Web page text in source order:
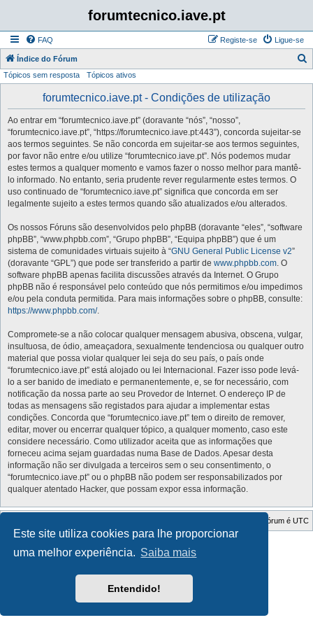
Este site utiliza cookies para lhe proporcionar
uma melhor experiência. Saiba mais
Entendido!
forumtecnico.iave.pt
FAQ Ligue-se
Registe-se
Índice do Fórum
Tópicos sem resposta Tópicos ativos
forumtecnico.iave.pt - Condições de utilização
Ao entrar em “forumtecnico.iave.pt” (doravante “nós”, “nosso”,
“forumtecnico.iave.pt”, “https://forumtecnico.iave.pt:443”), concorda sujeitar-se
aos termos seguintes. Se não concorda em sujeitar-se aos termos seguintes,
por favor não entre e/ou utilize “forumtecnico.iave.pt”. Nós podemos mudar
estes termos a qualquer momento e vamos fazer o nosso melhor para mantê-
lo informado. No entanto, seria prudente rever regularmente estes termos. O
uso continuado de “forumtecnico.iave.pt” significa que concorda em ser
legalmente sujeito a estes termos quando são atualizados e/ou alterados.
Os nossos Fóruns são desenvolvidos pelo phpBB (doravante “eles”, “software
phpBB”, “www.phpbb.com”, “Grupo phpBB”, “Equipa phpBB”) que é um
sistema de comunidades virtuais sujeito à “GNU General Public License v2”
(doravante “GPL”) que pode ser transferido a partir de www.phpbb.com. O
software phpBB apenas facilita discussões através da Internet. O Grupo
phpBB não é responsável pelo conteúdo que nós permitimos e/ou impedimos
e/ou pela conduta permitida. Para mais informações sobre o phpBB, consulte:
https://www.phpbb.com/.
Compromete-se a não colocar qualquer mensagem abusiva, obscena, vulgar,
insultuosa, de ódio, ameaçadora, sexualmente tendenciosa ou qualquer outro
material que possa violar qualquer lei seja do seu país, o país onde
“forumtecnico.iave.pt” está alojado ou lei Internacional. Fazer isso pode levá-
lo a ser banido de imediato e permanentemente, e, se for necessário, com
notificação da nossa parte ao seu Provedor de Internet. O endereço IP de
todas as mensagens são registados para ajudar a implementar estas
condições. Concorda que “forumtecnico.iave.pt” tem o direito de remover,
editar, mover ou encerrar qualquer tópico, a qualquer momento, caso este
considere necessário. Como utilizador aceita que as informações que
forneceu acima sejam guardadas numa Base de Dados. Apesar desta
informação não ser divulgada a terceiros sem o seu consentimento, o
“forumtecnico.iave.pt” ou o phpBB não podem ser responsabilizados por
qualquer atentado Hacker, que possam expor essa informação.
O Fuso Horário do Fórum é UTC
Style Developer by © GTA game
Desenvolvido porphpBB
® Forum Software © phpBB Limited
Privacidade|Termos